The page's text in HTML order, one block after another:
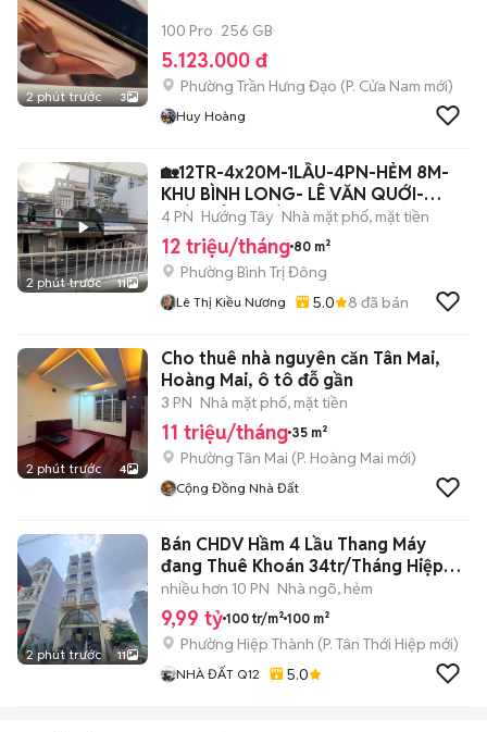
2 phút trước 3
100 Pro 256 GB
5.123.000 đ
Phường Trần Hưng Đạo (P. Cửa Nam mới)
Huy Hoàng
2 phút trước 11
🏡12TR-4x20M-1LẦU-4PN-HẺM 8M-
KHU BÌNH LONG- LÊ VĂN QUỚI-
GIÁP TÂN PHÚ
4 PN Hướng Tây Nhà mặt phố, mặt tiền
12 triệu/tháng 80 m²
Phường Bình Trị Đông
Lê Thị Kiều Nương 5.0 8 đã bán
2 phút trước 4
Cho thuê nhà nguyên căn Tân Mai,
Hoàng Mai, ô tô đỗ gần
3 PN Nhà mặt phố, mặt tiền
11 triệu/tháng 35 m²
Phường Tân Mai (P. Hoàng Mai mới)
Cộng Đồng Nhà Đất
2 phút trước 11
Bán CHDV Hầm 4 Lầu Thang Máy
đang Thuê Khoán 34tr/Tháng Hiệp
Thành 42
nhiều hơn 10 PN Nhà ngõ, hẻm
9,99 tỷ 100 tr/m² 100 m²
Phường Hiệp Thành (P. Tân Thới Hiệp mới)
NHÀ ĐẤT Q12 5.0